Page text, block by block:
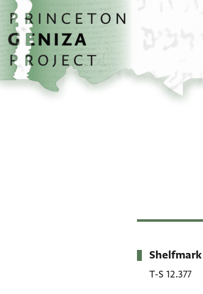
Skip to main content
home
Metadata
Shelfmark
T-S 12.377